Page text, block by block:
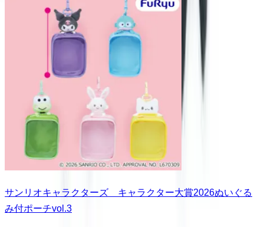
サンリオキャラクターズ キャラクター大賞2026ぬいぐる
み付ポーチvol.3